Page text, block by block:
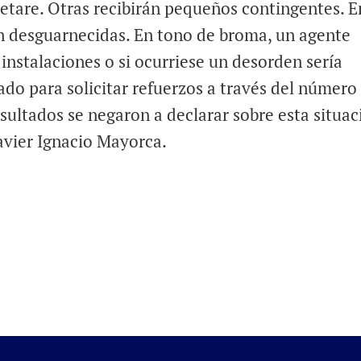
Otras recibirán pequeños contingentes.
En tono de broma, un agente
o si ocurriese un desorden sería
para solicitar refuerzos a través del número
se negaron a declarar sobre esta
Ignacio Mayorca.